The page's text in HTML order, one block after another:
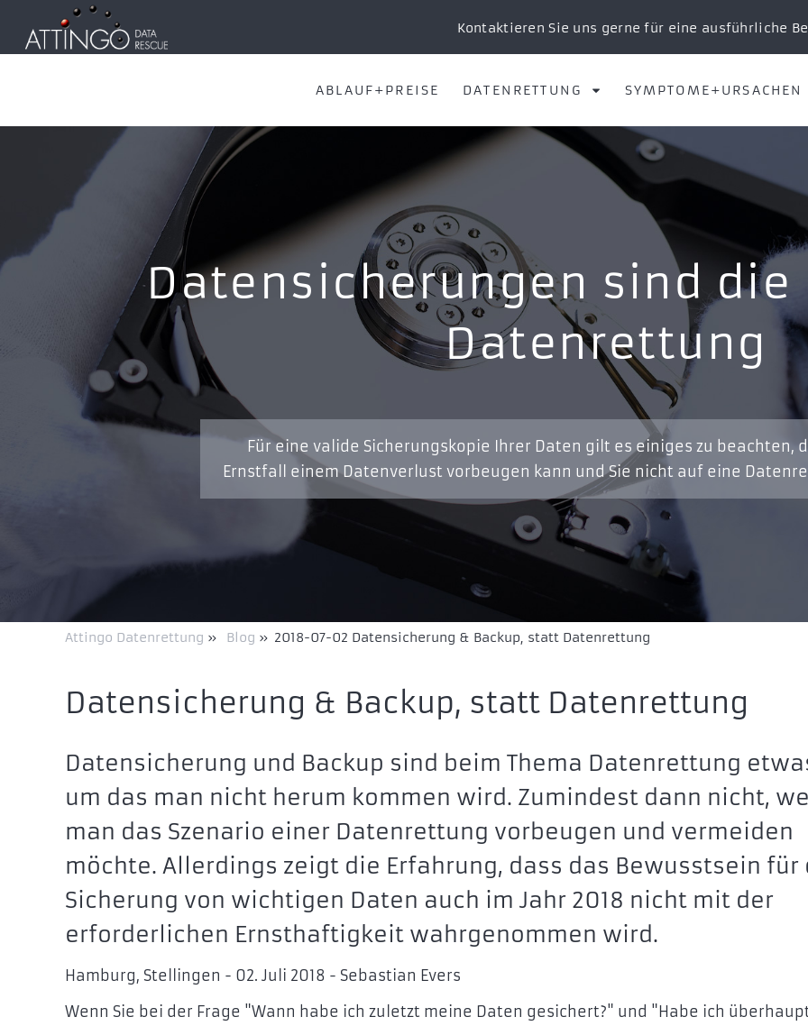
Kontaktieren Sie uns gerne für eine ausführliche
ABLAUF+PREISE DATENRETTUNG SYMPTOME+URSACHEN
Datensicherungen sind
Datenrettung
Für eine valide Sicherungskopie Ihrer Daten gilt es einiges zu beachten,
Ernstfall einem Datenverlust vorbeugen kann und Sie nicht auf eine
Attingo Datenrettung » Blog » 2018-07-02 Datensicherung & Backup, statt Datenrettung
Datensicherung & Backup, statt Datenrettung
Datensicherung und Backup sind beim Thema Datenrettung
um das man nicht herum kommen wird. Zumindest dann nicht,
man das Szenario einer Datenrettung vorbeugen und vermeiden
möchte. Allerdings zeigt die Erfahrung, dass das Bewusstsein für
Sicherung von wichtigen Daten auch im Jahr 2018 nicht mit der
erforderlichen Ernsthaftigkeit wahrgenommen wird.
Hamburg, Stellingen - 02. Juli 2018 - Sebastian Evers
Wenn Sie bei der Frage "Wann habe ich zuletzt meine Daten gesichert?" und "Habe ich